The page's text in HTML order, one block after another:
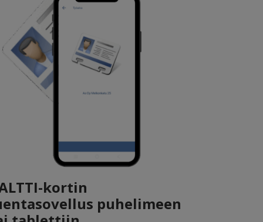
kortin
puhelimeen